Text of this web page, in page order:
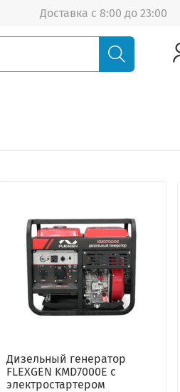
Доставка с 8:00 до 23:00
Дизельный генератор
FLEXGEN KMD7000E с
электростартером